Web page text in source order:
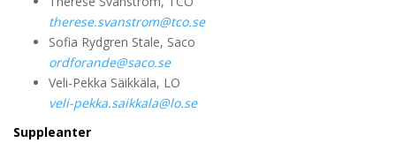
therese.svanstrom@tco.se
Sofia Rydgren Stale, Saco
ordforande@saco.se
Veli-Pekka Säikkäla, LO
veli-pekka.saikkala@lo.se
Suppleanter